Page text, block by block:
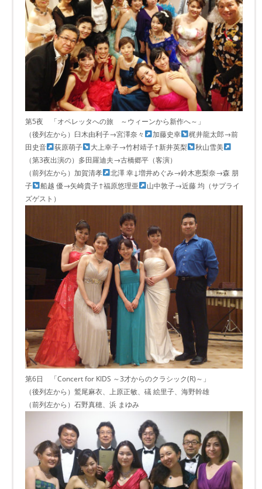
第5夜 「オペレッタへの旅 ～ウィーンから新作へ～」
（後列左から）臼木由利子→宮澤奈々
加藤史幸
梶井龍太郎→前
田史音
荻原萌子 大上幸子→竹村靖子↑新井英梨
秋山雪美
（第3夜出演の）多田羅迪夫→古橋郷平（客演）
（前列左から）加賀清孝
北澤 幸↓増井めぐみ→鈴木恵梨奈→森 朋
子
船越 優→矢崎貴子↑福原悠理亜
山中敦子→近藤 均（サプライ
ズゲスト）
第6日 「Concert for KIDS ～3才からのクラシック(R)～」
（後列左から）鷲尾麻衣、上原正敏、礒 絵里子、海野幹雄
（前列左から）石野真穂、浜 まゆみ